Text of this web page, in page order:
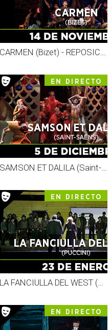
CARMEN (Bizet) - REPOSICIÓN MET 26-27
LA FANCIULLA DEL WEST (Puccini) - MET LIVE 26-27